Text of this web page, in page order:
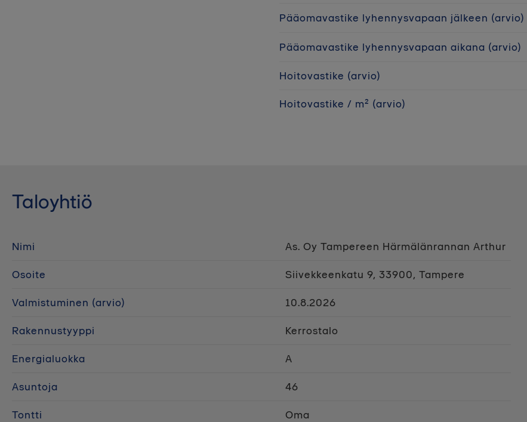
Pääomavastike lyhennysvapaan jälkeen (arvio)
Pääomavastike lyhennysvapaan aikana (arvio)
Hoitovastike (arvio)
Hoitovastike / m² (arvio)
Taloyhtiö
Nimi As. Oy Tampereen Härmälänrannan Arthur
Osoite Siivekkeenkatu 9, 33900, Tampere
Valmistuminen (arvio) 10.8.2026
Rakennustyyppi Kerrostalo
Energialuokka A
Asuntoja 46
Tontti Oma